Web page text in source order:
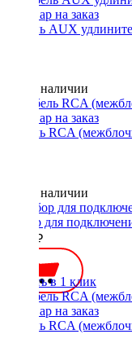
Кабель AUX
Нет в наличии
Кабель RCA
Нет в наличии
Набор для
2200 ₽
Купить в 1 клик
Кабель RCA